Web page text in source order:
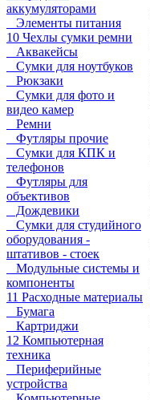
аккумуляторами
Элементы питания
10 Чехлы сумки ремни
Аквакейсы
Сумки для ноутбуков
Рюкзаки
Сумки для фото и
видео камер
Ремни
Футляры прочие
Сумки для КПК и
телефонов
Футляры для
объективов
Дождевики
Сумки для студийного
оборудования -
штативов - стоек
Модульные системы и
компоненты
11 Расходные материалы
Бумага
Картриджи
12 Компьютерная
техника
Периферийные
устройства